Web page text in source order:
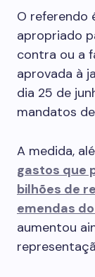
O referendo
apropriado
contra ou a
aprovada à
dia 25 de
mandatos
A medida,
gastos que
bilhões de
emendas
aumentou